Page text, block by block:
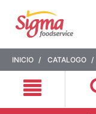
contenido
INICIO CATALOGO